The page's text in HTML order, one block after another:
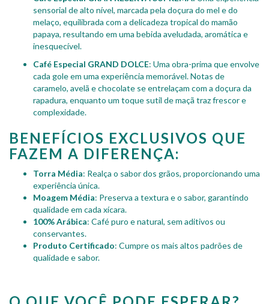
sensorial de alto nível, marcada pela doçura do mel e do
melaço, equilibrada com a delicadeza tropical do mamão
papaya, resultando em uma bebida aveludada, aromática e
inesquecível.
Café Especial GRAND DOLCE: Uma obra-prima que envolve
cada gole em uma experiência memorável. Notas de
caramelo, avelã e chocolate se entrelaçam com a doçura da
rapadura, enquanto um toque sutil de maçã traz frescor e
complexidade.
BENEFÍCIOS EXCLUSIVOS QUE
FAZEM A DIFERENÇA:
Torra Média: Realça o sabor dos grãos, proporcionando uma
experiência única.
Moagem Média: Preserva a textura e o sabor, garantindo
qualidade em cada xícara.
100% Arábica: Café puro e natural, sem aditivos ou
conservantes.
Produto Certificado: Cumpre os mais altos padrões de
qualidade e sabor.